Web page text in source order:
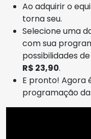
Ao adquirir o
torna seu.
Selecione uma
com sua
possibilidades
R$ 23,90.
E pronto! Agora
programação da